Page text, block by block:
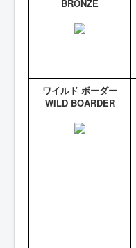
BRONZE
ワイルド ボーダー
WILD BOARDER